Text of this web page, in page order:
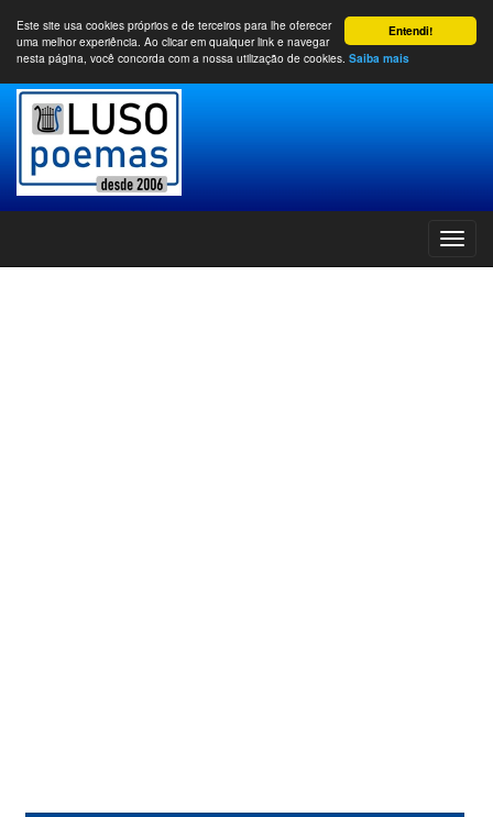
Entendi!
Este site usa cookies próprios e de terceiros para lhe oferecer
uma melhor experiência. Ao clicar em qualquer link e navegar
nesta página, você concorda com a nossa utilização de cookies. Saiba mais